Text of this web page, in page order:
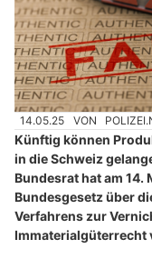
14.05.25 VON
Künftig können
in die Schweiz
Bundesrat hat am 14.
Bundesgesetz über
Verfahrens zur
Immaterialgüterrecht